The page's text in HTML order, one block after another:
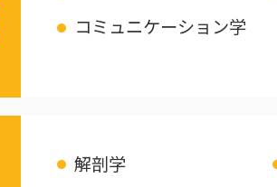
コミュニケーション学
解剖学